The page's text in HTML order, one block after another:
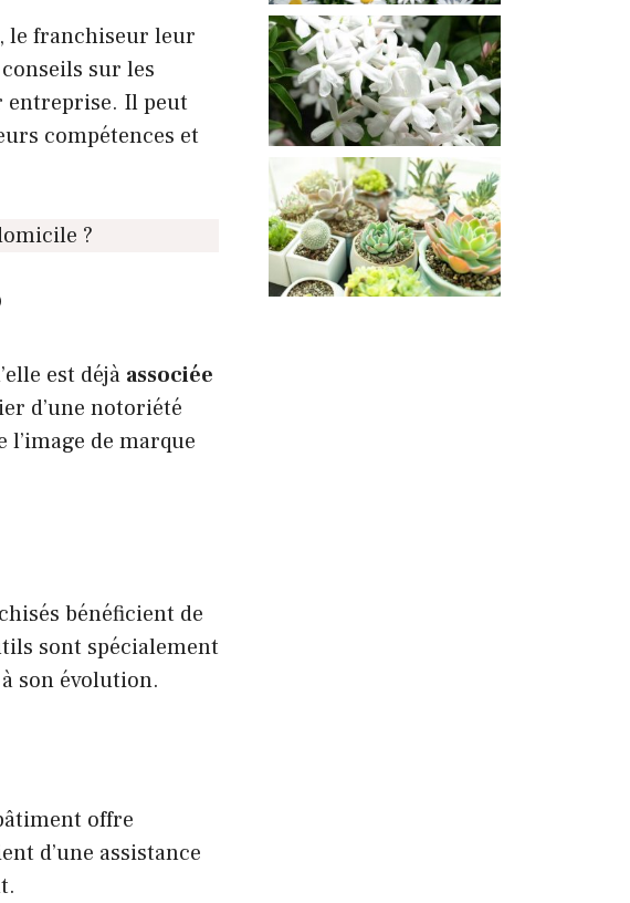
le franchiseur leur
sur les
entreprise. Il peut
compétences et
?
est déjà associée
d’une notoriété
de marque
bénéficient de
sont spécialement
son évolution.
offre
d’une assistance